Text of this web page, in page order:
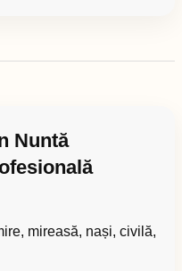
Nuntă
mireasă, nași, civilă,